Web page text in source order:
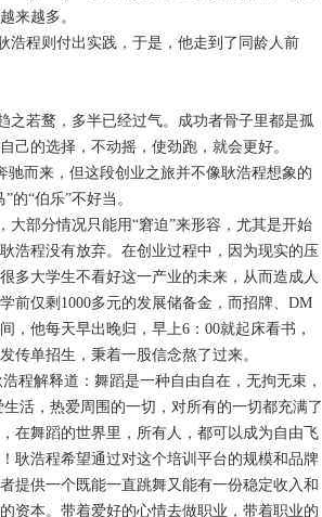
来越多。
程则付出实践，于是，他走到了同龄人前
若鹜，多半已经过气。成功者骨子里都是孤
己的选择，不动摇，使劲跑，就会更好。
而来，但这段创业之旅并不像耿浩程想象的
“伯乐”不好当。
部分情况只能用“窘迫”来形容，尤其是开始
浩程没有放弃。在创业过程中，因为现实的压
多大学生不看好这一产业的未来，从而造成人
前仅剩1000多元的发展储备金，而招牌、DM
，他每天早出晚归，早上6：00就起床看书，
传单招生，秉着一股信念熬了过来。
解释道：舞蹈是一种自由自在，无拘无束，
活，热爱周围的一切，对所有的一切都充满了
在舞蹈的世界里，所有人，都可以成为自由飞
耿浩程希望通过对这个培训平台的规模和品牌
提供一个既能一直跳舞又能有一份稳定收入和
资本。带着爱好的心情去做职业，带着职业的